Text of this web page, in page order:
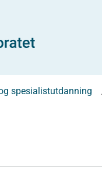
spesialistutdanning